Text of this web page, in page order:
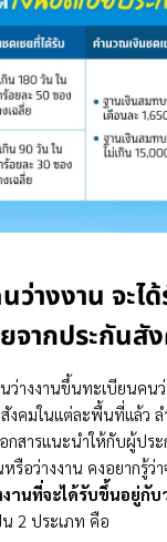
างงาน จะได้
จากประกันสั
ว่างงานขึ้นทะเบียนคน
งคมในแต่ละพื้นที่แล้ว
อกสารแนะนำให้กับผู้ป
อว่างงาน คงอยากรู้ว่า
านที่จะได้รับขึ้นอยู่กั
น 2 ประเภท คือ